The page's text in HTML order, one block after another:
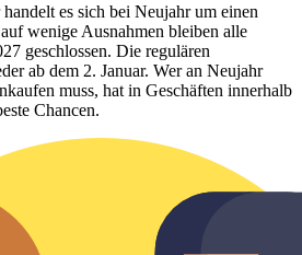
es sich bei Neujahr um einen
wenige Ausnahmen bleiben alle
geschlossen. Die regulären
ab dem 2. Januar. Wer an Neujahr
muss, hat in Geschäften innerhalb
Chancen.